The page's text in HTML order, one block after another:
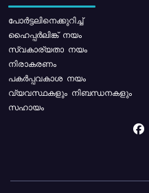
പോര്‍ട്ടലിനെക്കുറിച്ച്
ഹൈപ്പർലിങ്ക് നയം
സ്വകാര്യതാ നയം
നിരാകരണം
പകർപ്പവകാശ നയം
വ്യവസ്ഥകളും നിബന്ധനകളും
സഹായം